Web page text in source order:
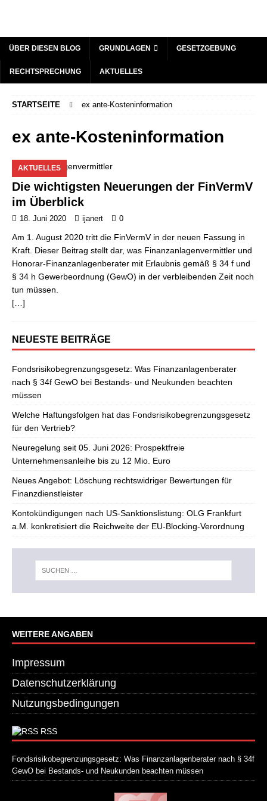
ÜBER DIESEN BLOG GRUNDLAGEN GESETZGEBUNG
RECHTSPRECHUNG AKTUELLES
STARTSEITE ex ante-Kosteninformation
ex ante-Kosteninformation
AKTUELLES
Die wichtigsten Neuerungen der FinVermV
im Überblick
18. Juni 2020 ijanert 0
Am 1. August 2020 tritt die FinVermV in der neuen Fassung in
Kraft. Dieser Beitrag stellt dar, was Finanzanlagenvermittler und
Honorar-Finanzanlagenberater mit Erlaubnis gemäß § 34 f und
§ 34 h Gewerbeordnung (GewO) in der verbleibenden Zeit noch
tun müssen.
[…]
NEUESTE BEITRÄGE
Fondsrisikobegrenzungsgesetz: Was Finanzanlagenberater
nach § 34f GewO bei Bestands- und Neukunden beachten
müssen
Welche Haftungsfolgen hat das Fondsrisikobegrenzungsgesetz
für den Vertrieb?
Neuregelung seit 05. Juni 2026: Prospektfreie
Unternehmensanleihe bis zu 12 Mio. Euro
Neues Angebot: Löschung rechtswidriger Bewertungen für
Finanzdienstleister
Kontokündigungen nach US-Sanktionslistung: OLG Frankfurt
a.M. konkretisiert die Reichweite der EU-Blocking-Verordnung
WEITERE ANGABEN
Impressum
Datenschutzerklärung
Nutzungsbedingungen
RSS
Fondsrisikobegrenzungsgesetz: Was Finanzanlagenberater nach § 34f
GewO bei Bestands- und Neukunden beachten müssen